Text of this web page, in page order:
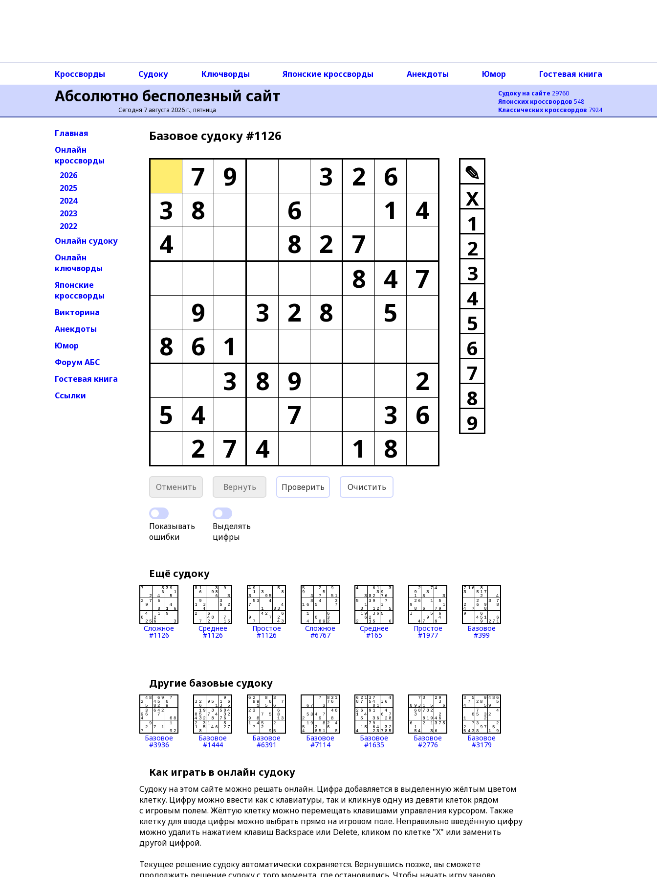
Абсолютно бесполезный сайт
Сегодня 7 августа 2026 г., пятница
Судоку на сайте 29760
Японских кроссвордов 548
Классических кроссвордов 7924
Кроссворды Судоку Ключворды Японские кроссворды Анекдоты Юмор Гостевая книга
Главная
Онлайн
кроссворды
2026
2025
2024
2023
2022
Онлайн судоку
Онлайн
ключворды
Японские
кроссворды
Викторина
Анекдоты
Юмор
Форум АБС
Гостевая книга
Ссылки
Базовое cудоку #1126
7 9 3 2 6
3
8 6 1
4
4
8 2
7
8 4 7
9
3 2 8
5
8 6 1
3
8 9
2
5 4 7 3
6
2 7 4 1 8
✎
X
1
2
3
4
5
6
7
8
9
Отменить Вернуть Проверить Очистить
Показывать
ошибки
Выделять
цифры
Ещё судоку
Сложное
#1126
Среднее
#1126
Простое
#1126
Сложное
#6767
Среднее
#165
Простое
#1977
Базовое
#399
Другие базовые судоку
Базовое
#3936
Базовое
#1444
Базовое
#6391
Базовое
#7114
Базовое
#1635
Базовое
#2776
Базовое
#3179
Как играть в онлайн судоку
Судоку на этом сайте можно решать онлайн. Цифра добавляется в выделенную жёлтым цветом
клетку. Цифру можно ввести как с клавиатуры, так и кликнув одну из девяти клеток рядом
с игровым полем. Жёлтую клетку можно перемещать клавишами управления курсором. Также
клетку для ввода цифры можно выбрать прямо на игровом поле. Неправильно введённую цифру
можно удалить нажатием клавиш Backspace или Delete, кликом по клетке "X" или заменить
другой цифрой.
Текущее решение судоку автоматически сохраняется. Вернувшись позже, вы сможете